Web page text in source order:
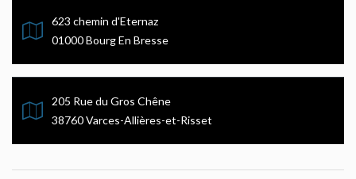
623 chemin d'Eternaz
01000 Bourg En Bresse
205 Rue du Gros Chêne
38760 Varces-Allières-et-Risset